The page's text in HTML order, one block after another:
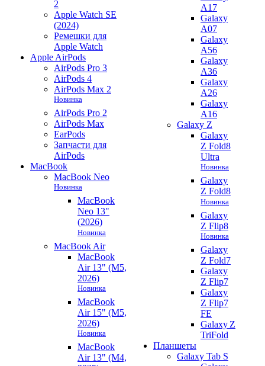
2
Apple Watch SE
(2024)
Ремешки для
Apple Watch
Apple AirPods
AirPods Pro 3
AirPods 4
AirPods Max 2
Новинка
AirPods Pro 2
AirPods Max
EarPods
Запчасти для
AirPods
MacBook
MacBook Neo
Новинка
MacBook
Neo 13"
(2026)
Новинка
MacBook Air
MacBook
Air 13" (M5,
2026)
Новинка
MacBook
Air 15" (M5,
2026)
Новинка
MacBook
Air 13" (M4,
A17
Galaxy
A07
Galaxy
A56
Galaxy
A36
Galaxy
A26
Galaxy
A16
Galaxy Z
Galaxy
Z Fold8
Ultra
Новинка
Galaxy
Z Fold8
Новинка
Galaxy
Z Flip8
Новинка
Galaxy
Z Fold7
Galaxy
Z Flip7
Galaxy
Z Flip7
FE
Galaxy Z
TriFold
Планшеты
Galaxy Tab S